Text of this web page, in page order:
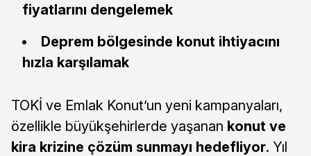
fiyatlarını dengelemek
Deprem bölgesinde konut ihtiyacını
hızla karşılamak
TOKİ ve Emlak Konut’un yeni kampanyaları,
özellikle büyükşehirlerde yaşanan konut ve
kira krizine çözüm sunmayı hedefliyor. Yıl